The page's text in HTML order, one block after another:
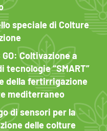
speciale di Colture
Coltivazione a
“SMART”
della fertirrigazione
mediterraneo
di sensori per la
delle colture